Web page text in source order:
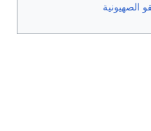
الصهيونية